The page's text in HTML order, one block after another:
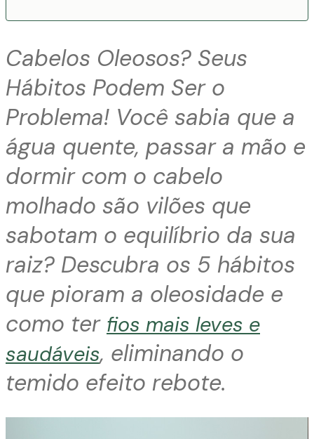
Cabelos Oleosos? Seus
Hábitos Podem Ser o
Problema! Você sabia que a
água quente, passar a mão e
dormir com o cabelo
molhado são vilões que
sabotam o equilíbrio da sua
raiz? Descubra os 5 hábitos
que pioram a oleosidade e
como ter fios mais leves e
saudáveis, eliminando o
temido efeito rebote.